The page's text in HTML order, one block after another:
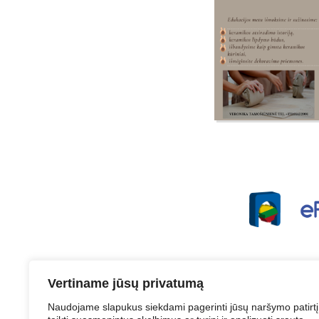
Vertiname jūsų privatumą
Naudojame slapukus siekdami pagerinti jūsų naršymo